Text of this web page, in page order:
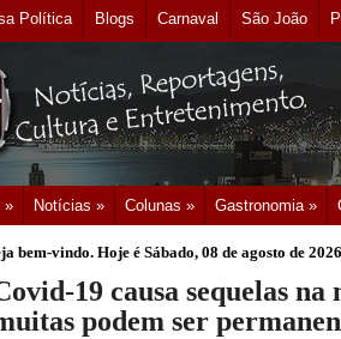
Política Blogs Carnaval São João
» Notícias » Colunas » Gastronomia »
bem-vindo. Hoje é Sábado, 08 de agosto de 2026
19 causa sequelas
podem ser